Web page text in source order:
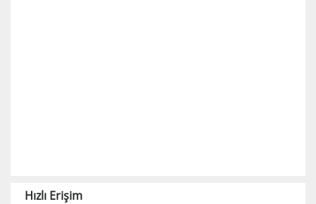
Hızlı Erişim